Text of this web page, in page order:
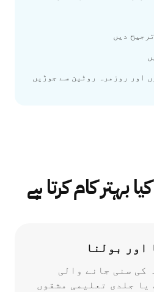
دیں
اور روزمرہ روٹین سے جوڑیں
بہتر کام کرتا ہے
اور بولنا
کی سنی جانے والی
یا جلدی تعلیمی مشقوں